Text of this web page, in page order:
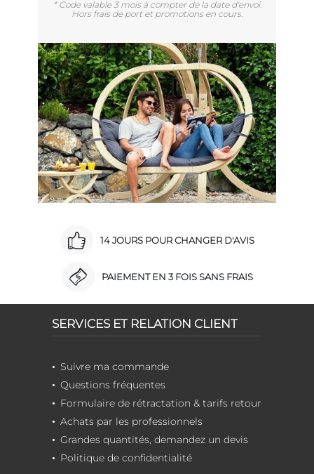
* Code valable 3 mois à compter de la date d'envoi.
Hors frais de port et promotions en cours.
14 JOURS POUR CHANGER D'AVIS
PAIEMENT EN 3 FOIS SANS FRAIS
SERVICES ET RELATION CLIENT
Suivre ma commande
Questions fréquentes
Formulaire de rétractation & tarifs retour
Achats par les professionnels
Grandes quantités, demandez un devis
Politique de confidentialité